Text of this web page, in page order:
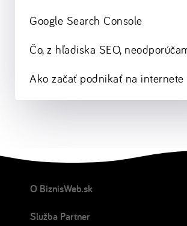
Google Search Console
Čo, z hľadiska SEO,
Ako začať podnikať na internete
O BiznisWeb.sk
Služba Partner